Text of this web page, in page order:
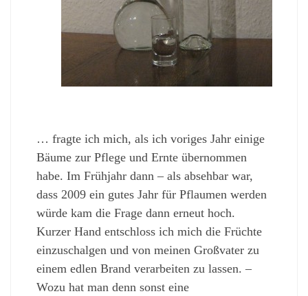
… fragte ich mich, als ich voriges Jahr einige
Bäume zur Pflege und Ernte übernommen
habe. Im Frühjahr dann – als absehbar war,
dass 2009 ein gutes Jahr für Pflaumen werden
würde kam die Frage dann erneut hoch.
Kurzer Hand entschloss ich mich die Früchte
einzuschalgen und von meinen Großvater zu
einem edlen Brand verarbeiten zu lassen. –
Wozu hat man denn sonst eine